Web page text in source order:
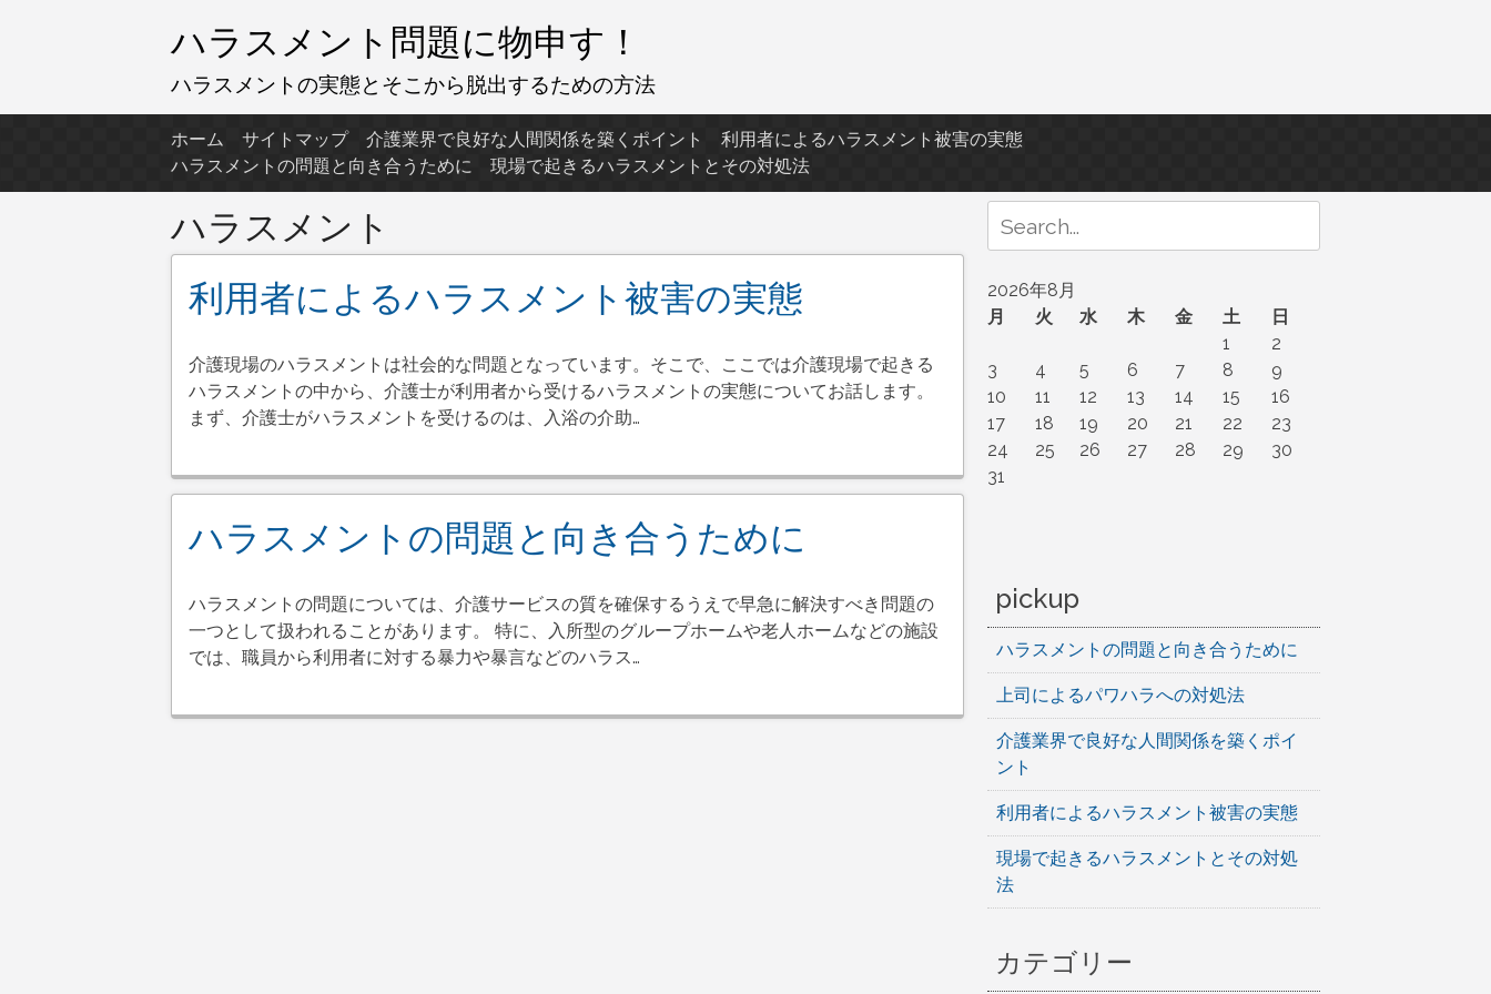
ン
テ
ツ
へ
ッ
ハラスメント問題に物申す！
ハラスメントの実態とそこから脱出するための方法
ホーム サイトマップ 介護業界で良好な人間関係を築くポイント
利用者によるハラスメント被害の実態
ハラスメントの問題と向き合うために
現場で起きるハラスメントとその対処法
ハラスメント
利用者によるハラスメント被害の実態
介護現場のハラスメントは社会的な問題となっています。そこで、ここでは介護現場で起きる
ハラスメントの中から、介護士が利用者から受けるハラスメントの実態についてお話します。
まず、介護士がハラスメントを受けるのは、入浴の介助…
ハラスメントの問題と向き合うために
ハラスメントの問題については、介護サービスの質を確保するうえで早急に解決すべき問題の
一つとして扱われることがあります。 特に、入所型のグループホームや老人ホームなどの施設
では、職員から利用者に対する暴力や暴言などのハラス…
for:
2026年8月
月
火 水 木 金 土
日
1
2
3
4 5 6 7 8
9
10
11 12 13 14 15
16
17
18 19 20 21 22
23
24
25 26 27 28 29
30
31
pickup
ハラスメントの問題と向き合うために
上司によるパワハラへの対処法
介護業界で良好な人間関係を築くポイ
ント
利用者によるハラスメント被害の実態
現場で起きるハラスメントとその対処
法
カテゴリー